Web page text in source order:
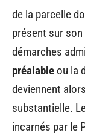
de la parcelle
présent sur
démarches
préalable ou la
deviennent
substantielle.
incarnés par le